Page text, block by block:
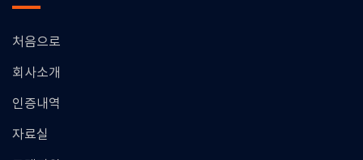
처음으로
회사소개
인증내역
자료실